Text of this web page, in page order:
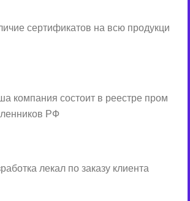
сертификатов на всю продукци
компания состоит в реестре пром
РФ
лекал по заказу клиента